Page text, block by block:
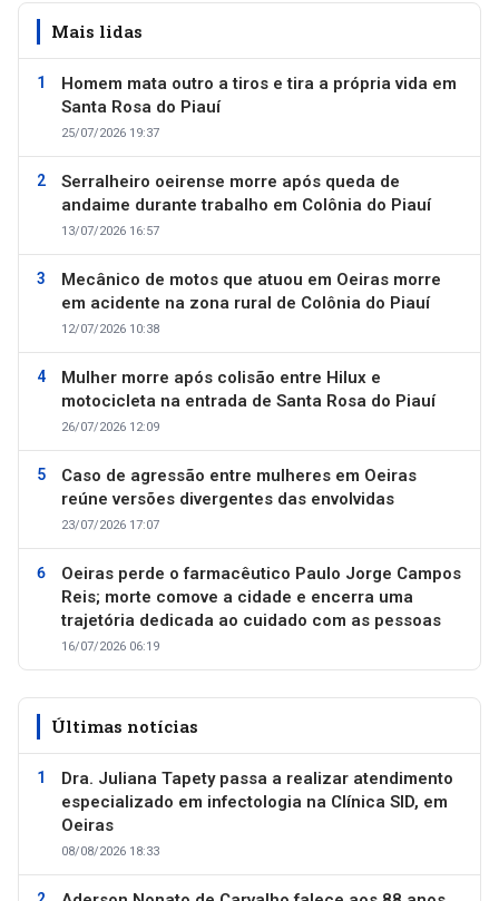
Mais lidas
Homem mata outro a tiros e tira a própria vida em
Santa Rosa do Piauí
25/07/2026 19:37
Serralheiro oeirense morre após queda de
andaime durante trabalho em Colônia do Piauí
13/07/2026 16:57
Mecânico de motos que atuou em Oeiras morre
em acidente na zona rural de Colônia do Piauí
12/07/2026 10:38
Mulher morre após colisão entre Hilux e
motocicleta na entrada de Santa Rosa do Piauí
26/07/2026 12:09
Caso de agressão entre mulheres em Oeiras
reúne versões divergentes das envolvidas
23/07/2026 17:07
Oeiras perde o farmacêutico Paulo Jorge Campos
Reis; morte comove a cidade e encerra uma
trajetória dedicada ao cuidado com as pessoas
16/07/2026 06:19
Últimas notícias
Dra. Juliana Tapety passa a realizar atendimento
especializado em infectologia na Clínica SID, em
Oeiras
08/08/2026 18:33